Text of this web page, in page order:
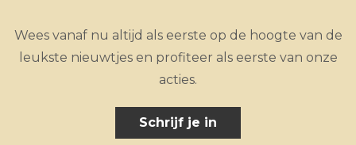
Wees vanaf nu altijd als eerste op de hoogte van de
leukste nieuwtjes en profiteer als eerste van onze
acties.
Schrijf je in